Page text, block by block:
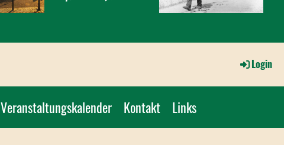
Login
Veranstaltungskalender Kontakt Links